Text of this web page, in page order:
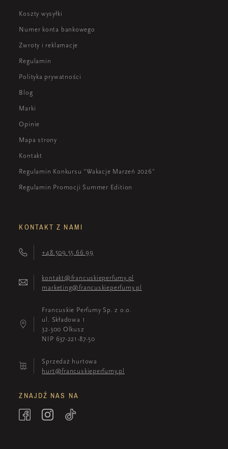
Koszty wysyłki
Numer konta bankowego
Zwroty i reklamacje
Regulamin
Polityka prywatności
Blog
Marki
Opinie
Mapa strony
Kontakt
Regulamin Konkursu "Wakacje Marzeń 2026"
Regulamin Promocji Summer Edition
KONTAKT Z NAMI
+48 509 55 66 99
kontakt@francuskieperfumy.pl
marketing@francuskieperfumy.pl
Francuskie Perfumy Sp. z o.o.
ul. Składowa 1
32-300 Olkusz
NIP 637-221-87-50
Sprzedaż hurtowa
hurt@francuskieperfumy.pl
ZNAJDŹ NAS NA